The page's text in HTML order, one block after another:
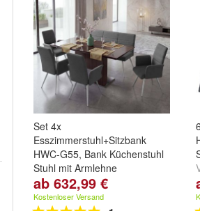
Set 4x
Esszimmerstuhl+Sitzbank
HWC-G55, Bank Küchenstuhl
Stuhl mit Armlehne
Variante:Grau-braun Bank
160cmundGrau-braun Bank
ab 632,99 €
Kostenloser Versand